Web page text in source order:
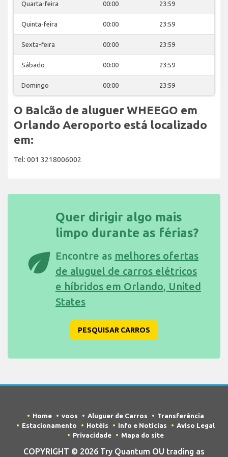
Quarta-feira 00:00 23:59
Quinta-feira 00:00 23:59
Sexta-feira 00:00 23:59
Sábado 00:00 23:59
Domingo 00:00 23:59
O Balcão de aluguer WHEEGO em
Orlando Aeroporto está localizado
em:
Tel: 001 3218006002
eco
Quer dirigir algo mais
limpo durante as férias?
Encontre as melhores ofertas
de aluguel de carros elétricos
e híbridos em Orlando, United
States
PESQUISAR CARROS
Home voos Aluguer de Carros
Transferência
Estacionamento
Hotéis Info e Notícias
Aviso Legal
Privacidade
Mapa do site
COPYRIGHT © 2026 Try Quantum OU trading as